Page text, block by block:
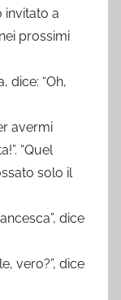
invitato a
prossimi
dice: “Oh,
avermi
“Quel
solo il
dice
vero?”, dice